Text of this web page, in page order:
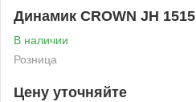
Динамик CROWN JH 1515
В наличии
Розница
Цену уточняйте